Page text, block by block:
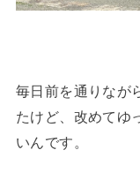
毎日前を通りなが
たけど、改めてゆ
いんです。